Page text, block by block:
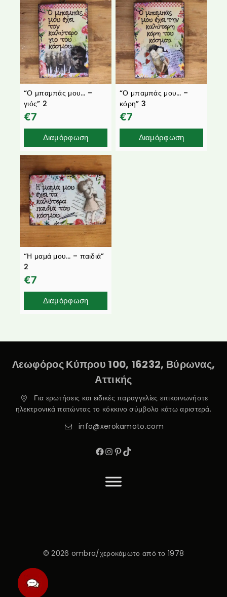
“Ο μπαμπάς μου… –
γιός” 2
€7
Διαμόρφωση
“Ο μπαμπάς μου… –
κόρη” 3
€7
Διαμόρφωση
“Η μαμά μου… – παιδιά”
2
€7
Διαμόρφωση
Λεωφόρος Κύπρου 100, 16232, Βύρωνας,
Αττικής
Για ερωτήσεις και ειδικές παραγγελίες επικοινωνήστε
ηλεκτρονικά πατώντας το κόκκινο σύμβολο κάτω αριστερά.
info@xerokamoto.com
© 2026 ombra/χεροκάμωτο από το 1978